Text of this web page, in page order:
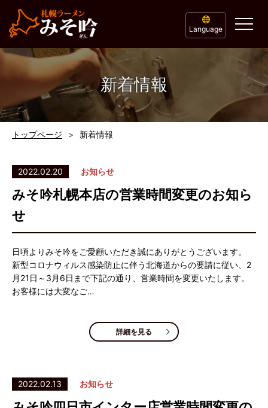
Language
新着情報
トップページ 新着情報
2022.02.20 お知らせ
みそ吟札幌本店の営業時間変更のお知ら
せ
日頃よりみそ吟をご愛顧いただき誠にありがとうございます。
新型コロナウィルス感染防止に伴う北海道からの要請に従い、2
月21日～3月6日まで下記の通り、営業時間を変更いたします。
お客様には大変なご…
詳細を見る
2022.02.13 お知らせ